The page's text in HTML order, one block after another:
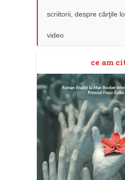
scriitorii, despre cărţile
video
ce am